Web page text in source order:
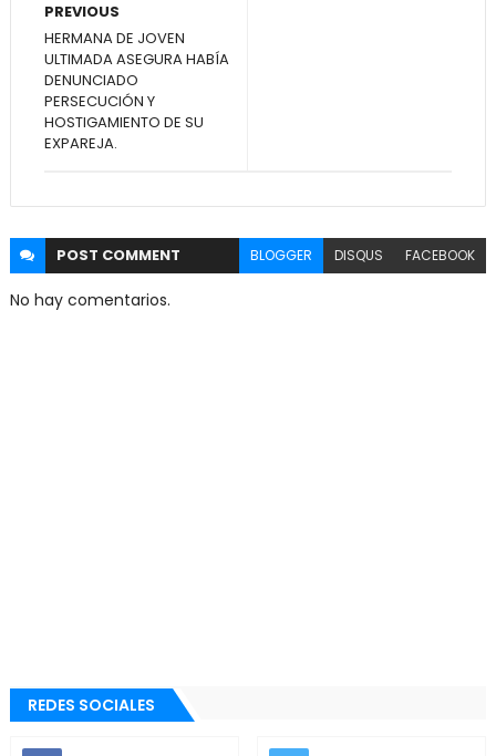
PREVIOUS
HERMANA DE JOVEN
ULTIMADA ASEGURA HABÍA
DENUNCIADO
PERSECUCIÓN Y
HOSTIGAMIENTO DE SU
EXPAREJA.
POST COMMENT BLOGGER DISQUS FACEBOOK
No hay comentarios.
REDES SOCIALES